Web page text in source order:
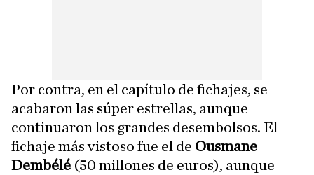
Por contra, en el capítulo de fichajes, se
acabaron las súper estrellas, aunque
continuaron los grandes desembolsos. El
fichaje más vistoso fue el de Ousmane
Dembélé (50 millones de euros), aunque